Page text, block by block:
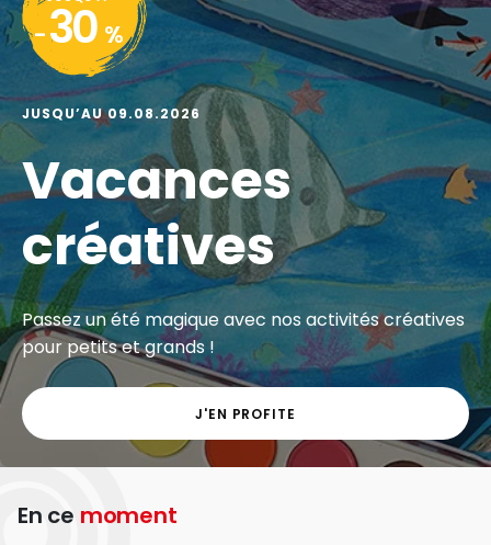
- 30 %
JUSQU’AU 09.08.2026
Vacances
créatives
Passez un été magique avec nos activités créatives
pour petits et grands !
J'EN PROFITE
En ce moment